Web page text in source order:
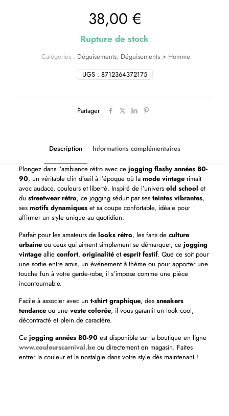
38,00 €
Rupture de stock
UGS : 8712364372175
Catégories : Déguisements, Déguisements > Homme
Partager
Description Informations complémentaires
Plongez dans l’ambiance rétro avec ce jogging flashy années 80-
90, un véritable clin d’œil à l’époque où la mode vintagerimait
avec audace, couleurs et liberté. Inspiré de l’univers old school et
du streetwear rétro, ce jogging séduit par ses teintes vibrantes,
ses motifs dynamiqueset sa coupe confortable, idéale pour
affirmer un style unique au quotidien.
Parfait pour les amateurs de looks rétro, les fans de culture
urbaineou ceux qui aiment simplement se démarquer, ce jogging
vintageallie confort, originalitéet esprit festif. Que ce soit pour
une sortie entre amis, un événement à thème ou pour apporter une
touche fun à votre garde-robe, il s’impose comme une pièce
incontournable.
Facile à associer avec un t-shirt graphique, des sneakers
tendanceou une veste colorée, il vous garantit un look cool,
décontracté et plein de caractère.
Ce jogging années 80-90 est disponible sur la boutique en ligne
www.couleurscarnival.beou directement en magasin. Faites
entrer la couleur et la nostalgie dans votre style dès maintenant !